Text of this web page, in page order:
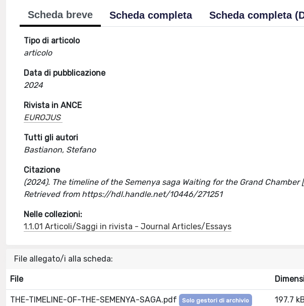
Scheda breve Scheda completa Scheda completa
Tipo di articolo
articolo
Data di pubblicazione
2024
Rivista in ANCE
EUROJUS
Tutti gli autori
Bastianon, Stefano
Citazione
(2024). The timeline of the Semenya saga Waiting for the Grand
Retrieved from https://hdl.handle.net/10446/271251
Nelle collezioni:
1.1.01 Articoli/Saggi in rivista - Journal Articles/Essays
File allegato/i alla scheda:
File
THE-TIMELINE-OF-THE-SEMENYA-SAGA.pdf Solo gestori di archivio 197.7